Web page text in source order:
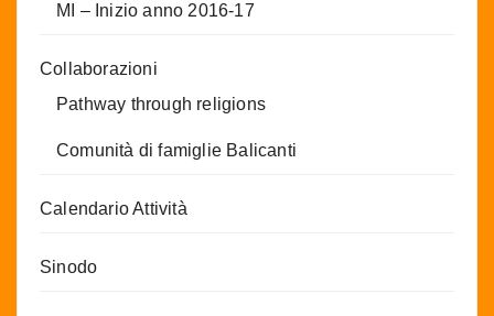
MI – Inizio anno 2016-17
Collaborazioni
Pathway through religions
Comunità di famiglie Balicanti
Calendario Attività
Sinodo